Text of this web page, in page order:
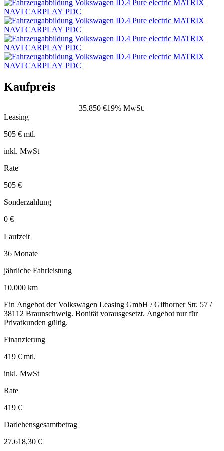
Kaufpreis
35.850 €19% MwSt.
Leasing
505 € mtl.
inkl. MwSt
Rate
505 €
Sonderzahlung
0 €
Laufzeit
36 Monate
jährliche Fahrleistung
10.000 km
Ein Angebot der Volkswagen Leasing GmbH / Gifhorner Str. 57 /
38112 Braunschweig. Bonität vorausgesetzt. Angebot nur für
Privatkunden gültig.
Finanzierung
419 € mtl.
inkl. MwSt
Rate
419 €
Darlehensgesamtbetrag
27.618,30 €